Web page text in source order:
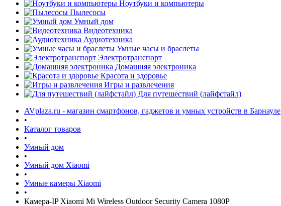
Ноутбуки и компьютеры
Пылесосы
Умный дом
Видеотехника
Аудиотехника
Умные часы и браслеты
Электротранспорт
Домашняя электроника
Красота и здоровье
Игры и развлечения
Для путешествий (лайфстайл)
AVplaza.ru - магазин смартфонов, гаджетов и умных устройств в Барнауле
•
Каталог товаров
•
Умный дом
•
Умный дом Xiaomi
•
Умные камеры Xiaomi
•
Камера-IP Xiaomi Mi Wireless Outdoor Security Camera 1080P